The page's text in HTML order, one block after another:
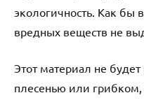
экологичность. Как бы
вредных веществ не
Этот материал не
плесенью или грибком,